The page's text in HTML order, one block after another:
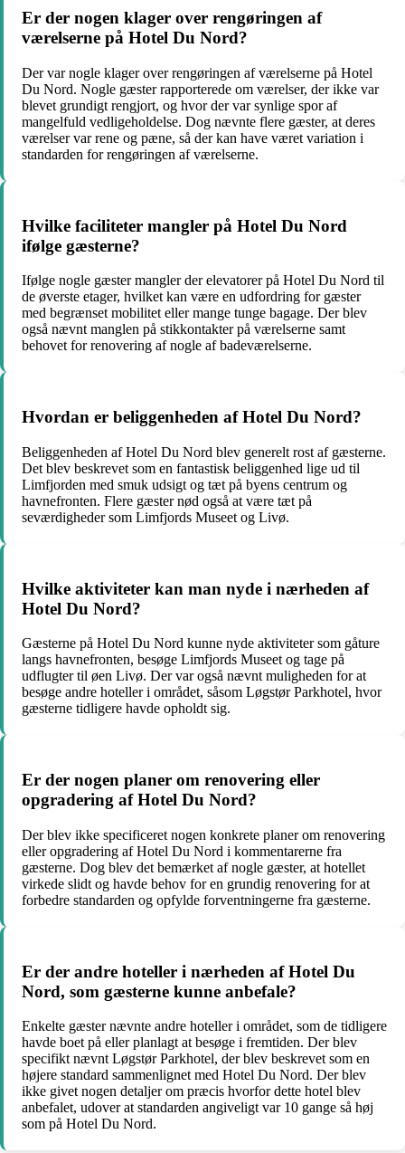
Er der nogen klager over rengøringen af ​​
værelserne på Hotel Du Nord?
Der var nogle klager over rengøringen af ​​værelserne på Hotel
Du Nord. Nogle gæster rapporterede om værelser, der ikke var
blevet grundigt rengjort, og hvor der var synlige spor af
mangelfuld vedligeholdelse. Dog nævnte flere gæster, at deres
værelser var rene og pæne, så der kan have været variation i
standarden for rengøringen af ​​værelserne.
Hvilke faciliteter mangler på Hotel Du Nord
ifølge gæsterne?
Ifølge nogle gæster mangler der elevatorer på Hotel Du Nord til
de øverste etager, hvilket kan være en udfordring for gæster
med begrænset mobilitet eller mange tunge bagage. Der blev
også nævnt manglen på stikkontakter på værelserne samt
behovet for renovering af nogle af badeværelserne.
Hvordan er beliggenheden af ​​Hotel Du Nord?
Beliggenheden af ​​Hotel Du Nord blev generelt rost af gæsterne.
Det blev beskrevet som en fantastisk beliggenhed lige ud til
Limfjorden med smuk udsigt og tæt på byens centrum og
havnefronten. Flere gæster nød også at være tæt på
seværdigheder som Limfjords Museet og Livø.
Hvilke aktiviteter kan man nyde i nærheden af ​​
Hotel Du Nord?
Gæsterne på Hotel Du Nord kunne nyde aktiviteter som gåture
langs havnefronten, besøge Limfjords Museet og tage på
udflugter til øen Livø. Der var også nævnt muligheden for at
besøge andre hoteller i området, såsom Løgstør Parkhotel, hvor
gæsterne tidligere havde opholdt sig.
Er der nogen planer om renovering eller
opgradering af Hotel Du Nord?
Der blev ikke specificeret nogen konkrete planer om renovering
eller opgradering af Hotel Du Nord i kommentarerne fra
gæsterne. Dog blev det bemærket af nogle gæster, at hotellet
virkede slidt og havde behov for en grundig renovering for at
forbedre standarden og opfylde forventningerne fra gæsterne.
Er der andre hoteller i nærheden af ​​Hotel Du
Nord, som gæsterne kunne anbefale?
Enkelte gæster nævnte andre hoteller i området, som de tidligere
havde boet på eller planlagt at besøge i fremtiden. Der blev
specifikt nævnt Løgstør Parkhotel, der blev beskrevet som en
højere standard sammenlignet med Hotel Du Nord. Der blev
ikke givet nogen detaljer om præcis hvorfor dette hotel blev
anbefalet, udover at standarden angiveligt var 10 gange så høj
som på Hotel Du Nord.